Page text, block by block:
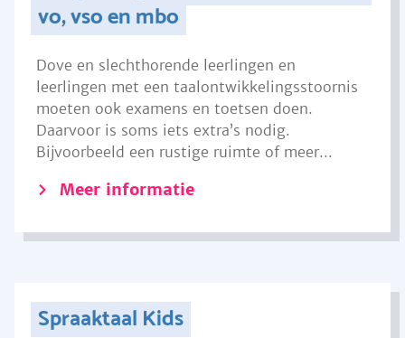
vo, vso en mbo
Dove en slechthorende leerlingen en
leerlingen met een taalontwikkelingsstoornis
moeten ook examens en toetsen doen.
Daarvoor is soms iets extra’s nodig.
Bijvoorbeeld een rustige ruimte of meer...
Meer informatie
Spraaktaal Kids